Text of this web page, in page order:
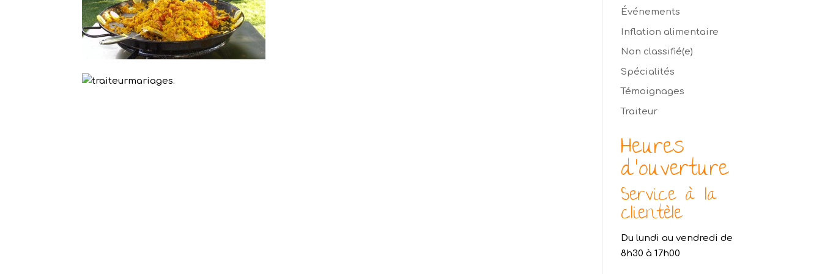
Événements
Inflation alimentaire
Non classifié(e)
Spécialités
Témoignages
Traiteur
Heures
d’ouverture
Service à la
clientèle
Du lundi au vendredi de
8h30 à 17h00